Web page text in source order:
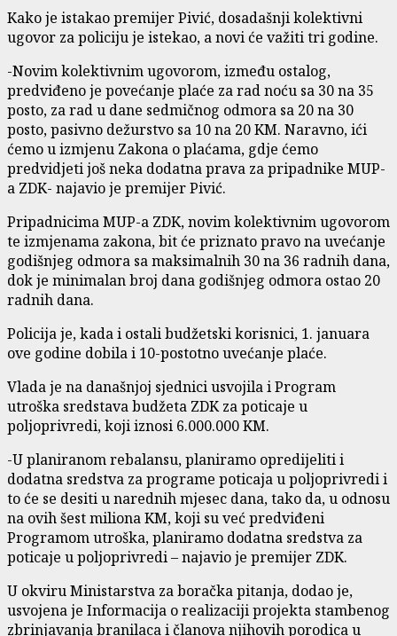
Kako je istakao premijer Pivić, dosadašnji kolektivni
ugovor za policiju je istekao, a novi će važiti tri godine.
-Novim kolektivnim ugovorom, između ostalog,
predviđeno je povećanje plaće za rad noću sa 30 na 35
posto, za rad u dane sedmičnog odmora sa 20 na 30
posto, pasivno dežurstvo sa 10 na 20 KM. Naravno, ići
ćemo u izmjenu Zakona o plaćama, gdje ćemo
predvidjeti još neka dodatna prava za pripadnike MUP-
a ZDK- najavio je premijer Pivić.
Pripadnicima MUP-a ZDK, novim kolektivnim ugovorom
te izmjenama zakona, bit će priznato pravo na uvećanje
godišnjeg odmora sa maksimalnih 30 na 36 radnih dana,
dok je minimalan broj dana godišnjeg odmora ostao 20
radnih dana.
Policija je, kada i ostali budžetski korisnici, 1. januara
ove godine dobila i 10-postotno uvećanje plaće.
Vlada je na današnjoj sjednici usvojila i Program
utroška sredstava budžeta ZDK za poticaje u
poljoprivredi, koji iznosi 6.000.000 KM.
-U planiranom rebalansu, planiramo opredijeliti i
dodatna sredstva za programe poticaja u poljoprivredi i
to će se desiti u narednih mjesec dana, tako da, u odnosu
na ovih šest miliona KM, koji su već predviđeni
Programom utroška, planiramo dodatna sredstva za
poticaje u poljoprivredi – najavio je premijer ZDK.
U okviru Ministarstva za boračka pitanja, dodao je,
usvojena je Informacija o realizaciji projekta stambenog
zbrinjavanja branilaca i članova njihovih porodica u